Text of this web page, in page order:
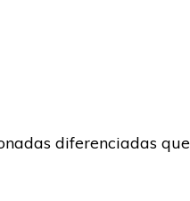
diferenciadas